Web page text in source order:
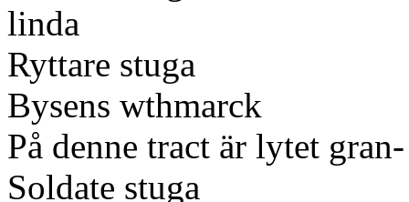
linda
Ryttare stuga
Bysens wthmarck
På denne tract är lytet
Soldate stuga